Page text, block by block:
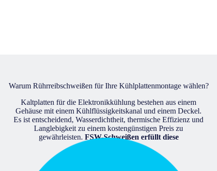
Warum Rührreibschweißen für Ihre Kühlplattenmontage wählen?
Kaltplatten für die Elektronikkühlung bestehen aus einem
Gehäuse mit einem Kühlflüssigkeitskanal und einem Deckel.
Es ist entscheidend, Wasserdichtheit, thermische Effizienz und
Langlebigkeit zu einem kostengünstigen Preis zu
gewährleisten. FSW-Schweißen erfüllt diese